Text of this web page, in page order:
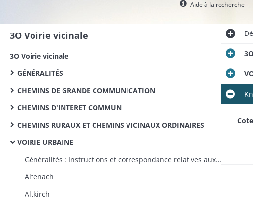
Aide à la recherche
3O Voirie vicinale
3O Voirie vicinale
GÉNÉRALITÉS
CHEMINS DE GRANDE COMMUNICATION
CHEMINS D'INTERET COMMUN
CHEMINS RURAUX ET CHEMINS VICINAUX ORDINAIRES
VOIRIE URBAINE
Généralités : Instructions et correspondance relatives aux plans généraux d'alignement des villes, à l'ouverture, à l'élargissement et à l'alignement des rues, à la propriété des routes impériales et départementales dans les traverses des villes, à l'éclairage public au gaz
Altenach
Altkirch